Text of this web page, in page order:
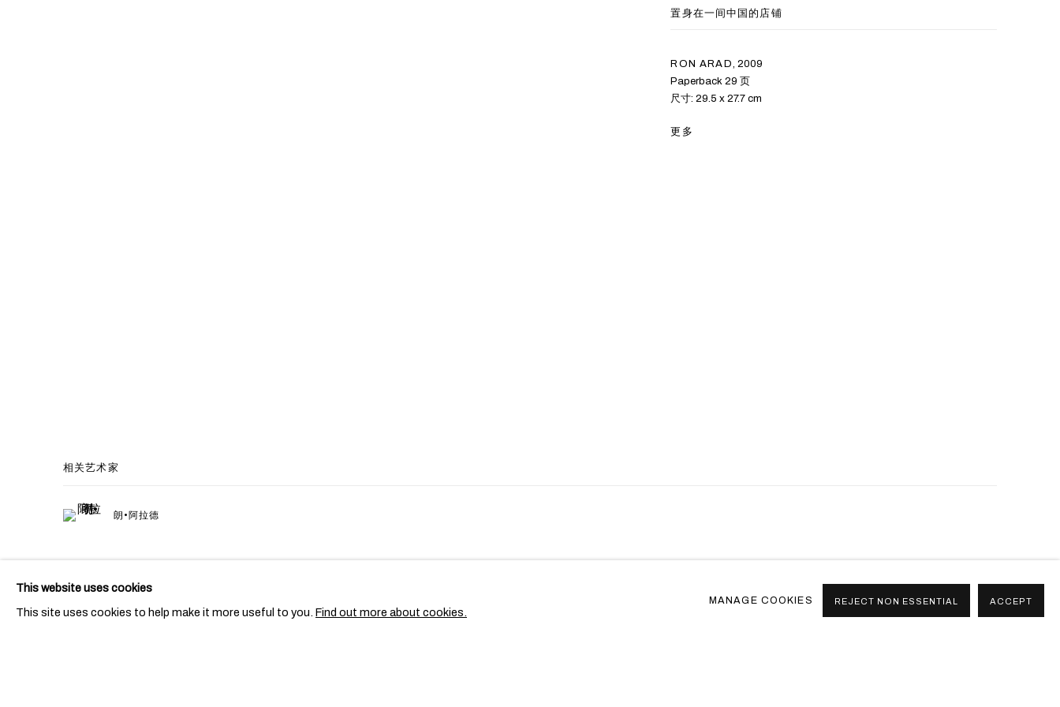
置身在一间中国的店铺
RON ARAD, 2009
Paperback 29 页
尺寸: 29.5 x 27.7 cm
更多
相关艺术家
朗•阿拉德
This website uses cookies
This site uses cookies to help make it more useful to you. Find out more about cookies.
MANAGE COOKIES REJECT NON ESSENTIAL ACCEPT